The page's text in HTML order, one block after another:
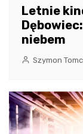
Letnie
niebem
Szymon